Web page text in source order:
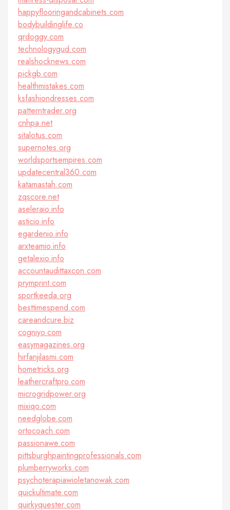
happyflooringandcabinets.com
bodybuildinglife.co
qrdoggy.com
technologygud.com
realshocknews.com
pickgb.com
healthmistakes.com
ksfashiondresses.com
patterntrader.org
cnhpa.net
sitalotus.com
supernotes.org
worldsportsempires.com
updatecentral360.com
katamastah.com
zqscore.net
aseleraio.info
asticio.info
egardenio.info
arxteamio.info
getalexio.info
accountaudittaxcon.com
prymprint.com
sportkeeda.org
besttimespend.com
careandcure.biz
cogniyo.com
easymagazines.org
hirfanjilasmi.com
hometricks.org
leathercraftpro.com
microgridpower.org
mixiqo.com
needglobe.com
ortocoach.com
passionawe.com
pittsburghpaintingprofessionals.com
plumberryworks.com
psychoterapiawioletanowak.com
quickultimate.com
quirkyquester.com